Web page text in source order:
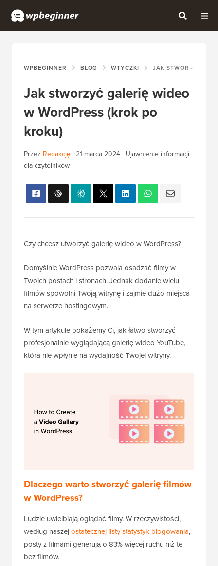
WPBEGINNER BLOG WTYCZKI JAK STWORZYĆ GALERIĘ WIDEO W WORDPRESS (KROK PO KROKU)
Jak stworzyć galerię wideo
w WordPress (krok po
kroku)
Przez Redakcję | 21 marca 2024 | Ujawnienie informacji
dla czytelników
Czy chcesz utworzyć galerię wideo w WordPress?
Domyślnie WordPress pozwala osadzać filmy w
Twoich postach i stronach. Jednak dodanie wielu
filmów spowolni Twoją witrynę i zajmie dużo miejsca
na serwerze hostingowym.
W tym artykule pokażemy Ci, jak łatwo stworzyć
profesjonalnie wyglądającą galerię wideo YouTube,
która nie wpłynie na wydajność Twojej witryny.
Dlaczego warto stworzyć galerię filmów
w WordPress?
Ludzie uwielbiają oglądać filmy. W rzeczywistości,
według naszejostatecznej listy statystyk blogowania,
posty z filmami generują o 83% więcej ruchu niż te
bez filmów.